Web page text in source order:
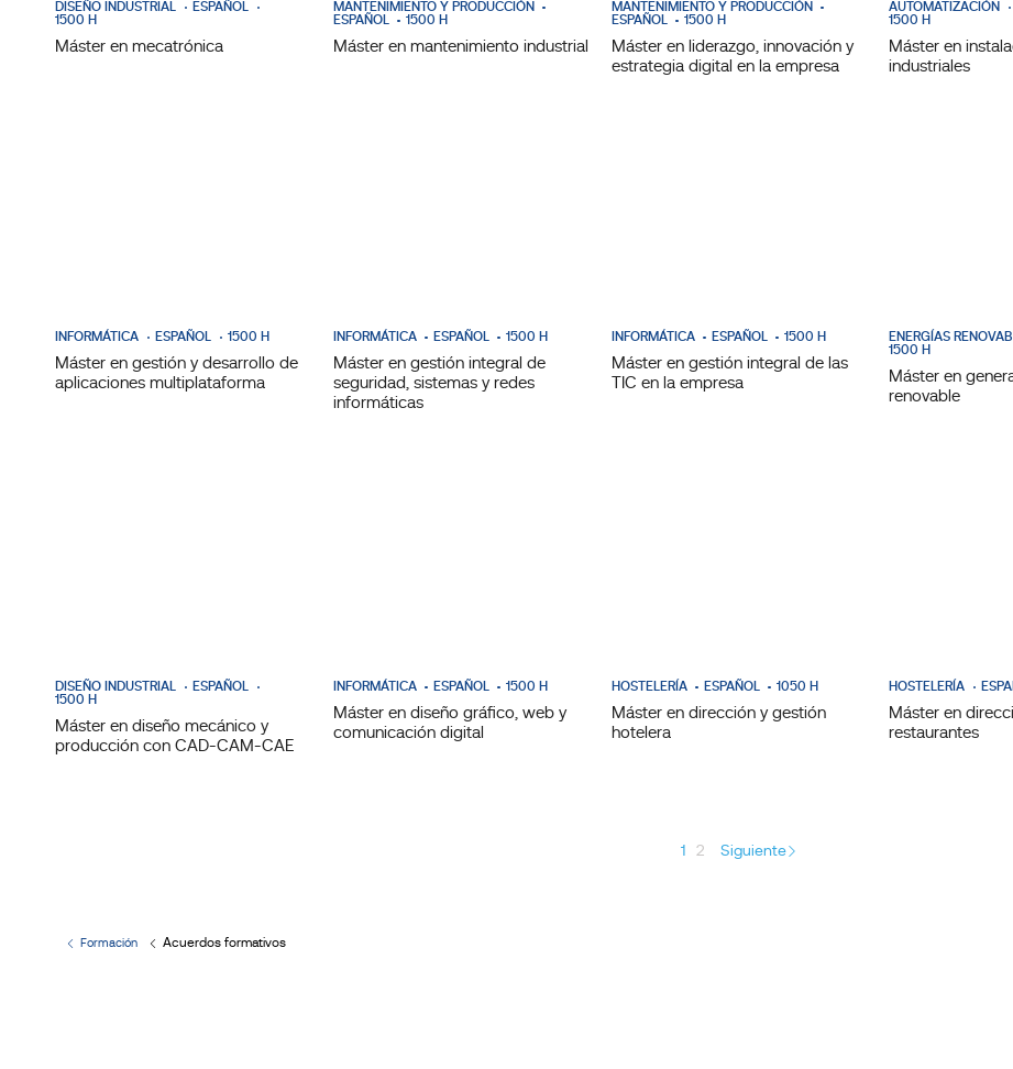
DISEÑO INDUSTRIAL
ESPAÑOL
1500 H
Máster en mecatrónica
MANTENIMIENTO Y PRODUCCIÓN
ESPAÑOL
1500 H
Máster en mantenimiento industrial
MANTENIMIENTO Y PRODUCCIÓN
ESPAÑOL
1500 H
Máster en liderazgo, innovación y
estrategia digital en la empresa
AUTOMATIZACIÓN
1500 H
Máster en
industriales
INFORMÁTICA ESPAÑOL 1500 H
Máster en gestión y desarrollo de
aplicaciones multiplataforma
INFORMÁTICA ESPAÑOL 1500 H
Máster en gestión integral de
seguridad, sistemas y redes
informáticas
INFORMÁTICA ESPAÑOL 1500 H
Máster en gestión integral de las
TIC en la empresa
ENERGÍAS
1500 H
Máster en
renovable
DISEÑO INDUSTRIAL
ESPAÑOL
1500 H
Máster en diseño mecánico y
producción con CAD-CAM-CAE
INFORMÁTICA ESPAÑOL 1500 H
Máster en diseño gráfico, web y
comunicación digital
HOSTELERÍA ESPAÑOL 1050 H
Máster en dirección y gestión
hotelera
HOSTELERÍA
Máster en
restaurantes
1 2 Siguiente
Formación Acuerdos formativos